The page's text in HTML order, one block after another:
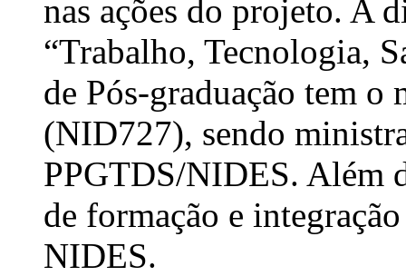
nas ações do projeto. A
“Trabalho, Tecnologia,
de Pós-graduação tem
(NID727), sendo
PPGTDS/NIDES. Além
de formação e
NIDES.